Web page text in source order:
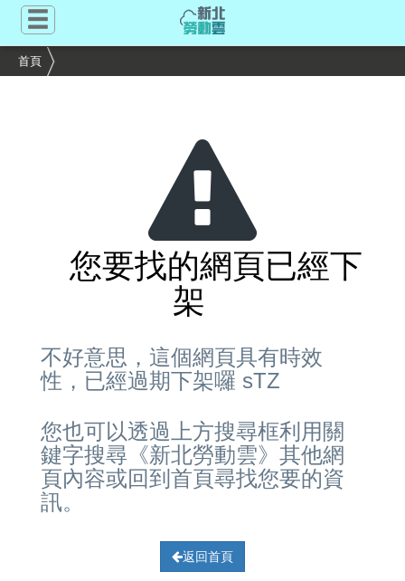
要
首頁
您要找的網頁已經下
架
不好意思，這個網頁具有時效
性，已經過期下架囉 sTZ
您也可以透過上方搜尋框利用關
鍵字搜尋《新北勞動雲》其他網
頁內容或回到首頁尋找您要的資
訊。
返回首頁